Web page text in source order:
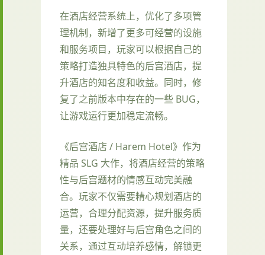
在酒店经营系统上，优化了多项管
理机制，新增了更多可经营的设施
和服务项目，玩家可以根据自己的
策略打造独具特色的后宫酒店，提
升酒店的知名度和收益。同时，修
复了之前版本中存在的一些 BUG，
让游戏运行更加稳定流畅。
《后宫酒店 / Harem Hotel》作为
精品 SLG 大作，将酒店经营的策略
性与后宫题材的情感互动完美融
合。玩家不仅需要精心规划酒店的
运营，合理分配资源，提升服务质
量，还要处理好与后宫角色之间的
关系，通过互动培养感情，解锁更